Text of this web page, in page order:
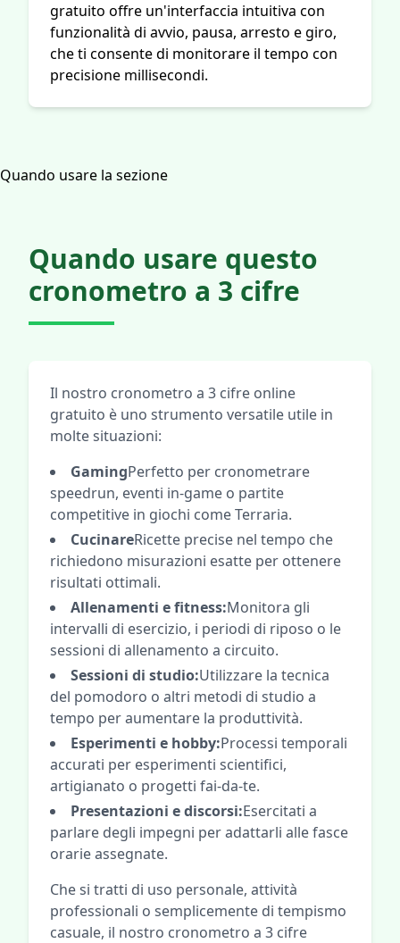
gratuito offre un'interfaccia intuitiva con
funzionalità di avvio, pausa, arresto e giro,
che ti consente di monitorare il tempo con
precisione millisecondi.
Quando usare la sezione
Quando usare questo
cronometro a 3 cifre
Il nostro cronometro a 3 cifre online
gratuito è uno strumento versatile utile in
molte situazioni:
GamingPerfetto per cronometrare
speedrun, eventi in-game o partite
competitive in giochi come Terraria.
CucinareRicette precise nel tempo che
richiedono misurazioni esatte per ottenere
risultati ottimali.
Allenamenti e fitness:Monitora gli
intervalli di esercizio, i periodi di riposo o le
sessioni di allenamento a circuito.
Sessioni di studio:Utilizzare la tecnica
del pomodoro o altri metodi di studio a
tempo per aumentare la produttività.
Esperimenti e hobby:Processi temporali
accurati per esperimenti scientifici,
artigianato o progetti fai-da-te.
Presentazioni e discorsi:Esercitati a
parlare degli impegni per adattarli alle fasce
orarie assegnate.
Che si tratti di uso personale, attività
professionali o semplicemente di tempismo
casuale, il nostro cronometro a 3 cifre